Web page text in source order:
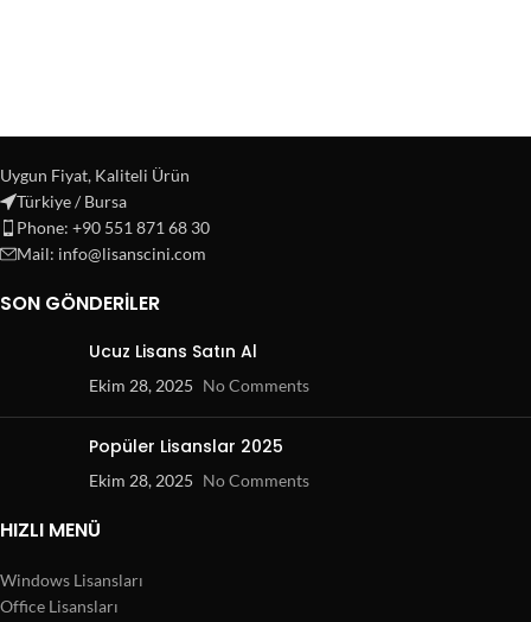
Uygun Fiyat, Kaliteli Ürün
Türkiye / Bursa
Phone: +90 551 871 68 30
Mail: info@lisanscini.com
SON GÖNDERILER
Ucuz Lisans Satın Al
Ekim 28, 2025 No Comments
Popüler Lisanslar 2025
Ekim 28, 2025 No Comments
HIZLI MENÜ
Windows Lisansları
Office Lisansları